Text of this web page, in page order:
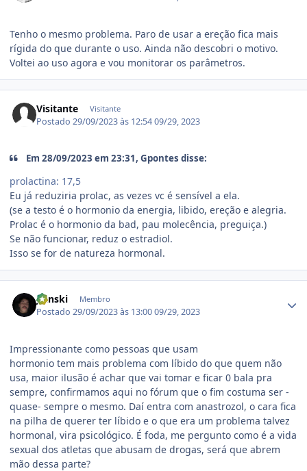
Tenho o mesmo problema. Paro de usar a ereção fica mais
rígida do que durante o uso. Ainda não descobri o motivo.
Voltei ao uso agora e vou monitorar os parâmetros.
Visitante Visitante
Postado29/09/2023 às 12:5409/29, 2023
Em 28/09/2023 em 23:31, Gpontes disse:
prolactina: 17,5
Eu já reduziria prolac, as vezes vc é sensível a ela.
(se a testo é o hormonio da energia, libido, ereção e alegria.
Prolac é o hormonio da bad, pau molecência, preguiça.)
Se não funcionar, reduz o estradiol.
Isso se for de natureza hormonal.
Jlanski Membro
Postado29/09/2023 às 13:0009/29, 2023
Impressionante como pessoas que usam
hormonio tem mais problema com líbido do que quem não
usa, maior ilusão é achar que vai tomar e ficar 0 bala pra
sempre, confirmamos aqui no fórum que o fim costuma ser -
quase- sempre o mesmo. Daí entra com anastrozol, o cara fica
na pilha de querer ter líbido e o que era um problema talvez
hormonal, vira psicológico. É foda, me pergunto como é a vida
sexual dos atletas que abusam de drogas, será que abrem
mão dessa parte?